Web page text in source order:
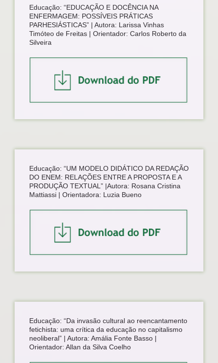
Educação: “EDUCAÇÃO E DOCÊNCIA NA
ENFERMAGEM: POSSÍVEIS PRÁTICAS
PARHESIÁSTICAS” | Autora: Larissa Vinhas
Timóteo de Freitas | Orientador: Carlos Roberto da
Silveira
Educação: “UM MODELO DIDÁTICO DA REDAÇÃO
DO ENEM: RELAÇÕES ENTRE A PROPOSTA E A
PRODUÇÃO TEXTUAL” |Autora: Rosana Cristina
Mattiassi | Orientadora: Luzia Bueno
Educação: “Da invasão cultural ao reencantamento
fetichista: uma crítica da educação no capitalismo
neoliberal” | Autora: Amália Fonte Basso |
Orientador: Allan da Silva Coelho